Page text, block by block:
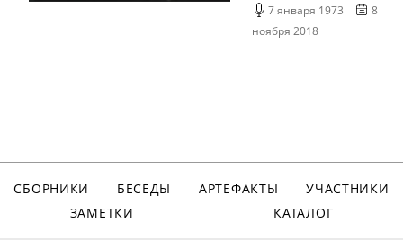
7 января 1973
8
ноября 2018
СБОРНИКИ БЕСЕДЫ АРТЕФАКТЫ
УЧАСТНИКИ
ЗАМЕТКИ
КАТАЛОГ